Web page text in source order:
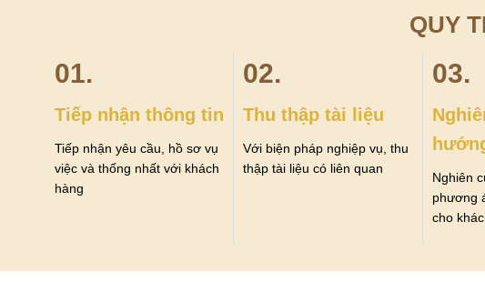
QUY
01.
Tiếp nhận thông tin
Tiếp nhận yêu cầu, hồ sơ vụ
việc và thống nhất với khách
hàng
02.
Thu thập tài liệu
Với biện pháp nghiệp vụ, thu
thập tài liệu có liên quan
03.
Nghiên
phương
cho